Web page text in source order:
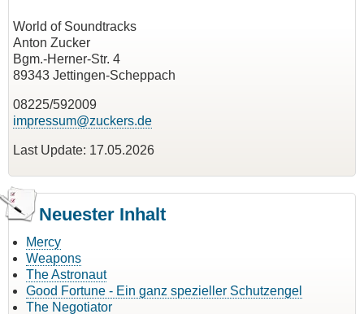
World of Soundtracks
Anton Zucker
Bgm.-Herner-Str. 4
89343 Jettingen-Scheppach
08225/592009
impressum@zuckers.de
Last Update: 17.05.2026
Neuester Inhalt
Mercy
Weapons
The Astronaut
Good Fortune - Ein ganz spezieller Schutzengel
The Negotiator